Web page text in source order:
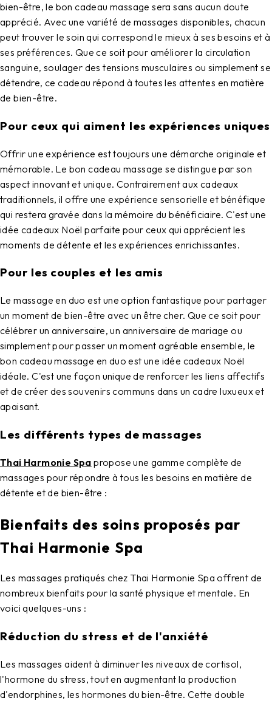
bien-être, le bon cadeau massage sera sans aucun doute
apprécié. Avec une variété de massages disponibles, chacun
peut trouver le soin qui correspond le mieux à ses besoins et à
ses préférences. Que ce soit pour améliorer la circulation
sanguine, soulager des tensions musculaires ou simplement se
détendre, ce cadeau répond à toutes les attentes en matière
de bien-être.
Pour ceux qui aiment les expériences uniques
Offrir une expérience est toujours une démarche originale et
mémorable. Le bon cadeau massage se distingue par son
aspect innovant et unique. Contrairement aux cadeaux
traditionnels, il offre une expérience sensorielle et bénéfique
qui restera gravée dans la mémoire du bénéficiaire. C'est une
idée cadeaux Noël parfaite pour ceux qui apprécient les
moments de détente et les expériences enrichissantes.
Pour les couples et les amis
Le massage en duo est une option fantastique pour partager
un moment de bien-être avec un être cher. Que ce soit pour
célébrer un anniversaire, un anniversaire de mariage ou
simplement pour passer un moment agréable ensemble, le
bon cadeau massage en duo est une idée cadeaux Noël
idéale. C'est une façon unique de renforcer les liens affectifs
et de créer des souvenirs communs dans un cadre luxueux et
apaisant.
Les différents types de massages
Thai Harmonie Spa propose une gamme complète de
massages pour répondre à tous les besoins en matière de
détente et de bien-être :
Bienfaits des soins proposés par
Thai Harmonie Spa
Les massages pratiqués chez Thai Harmonie Spa offrent de
nombreux bienfaits pour la santé physique et mentale. En
voici quelques-uns :
Réduction du stress et de l'anxiété
Les massages aident à diminuer les niveaux de cortisol,
l'hormone du stress, tout en augmentant la production
d'endorphines, les hormones du bien-être. Cette double